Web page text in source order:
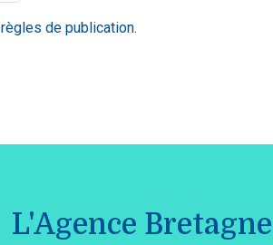
règles de publication.
L'Agence